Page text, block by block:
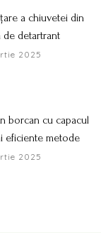
a chiuvetei din
de detartrant
2025
borcan cu capacul
eficiente metode
2025